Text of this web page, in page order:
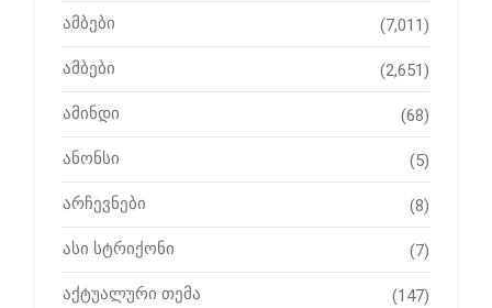
ამბები (7,011)
ამბები (2,651)
ამინდი (68)
ანონსი (5)
არჩევნები (8)
ასი სტრიქონი (7)
აქტუალური თემა (147)